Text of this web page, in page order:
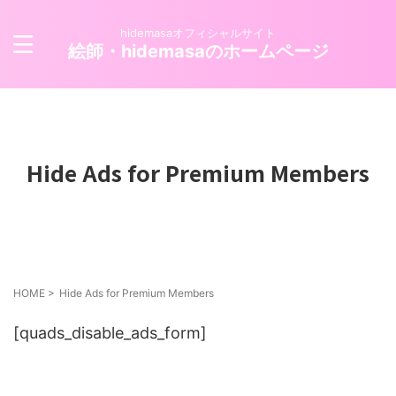
hidemasaオフィシャルサイト
絵師・hidemasaのホームページ
Hide Ads for Premium Members
HOME > Hide Ads for Premium Members
[quads_disable_ads_form]